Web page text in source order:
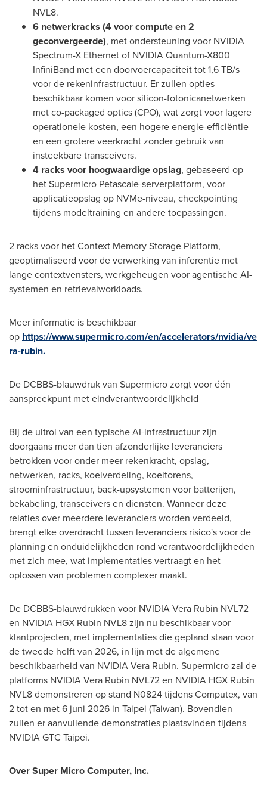
NVL8.
6 netwerkracks (4 voor compute en 2
geconvergeerde), met ondersteuning voor NVIDIA
Spectrum-X Ethernet of NVIDIA Quantum-X800
InfiniBand met een doorvoercapaciteit tot 1,6 TB/s
voor de rekeninfrastructuur. Er zullen opties
beschikbaar komen voor silicon-fotonicanetwerken
met co-packaged optics (CPO), wat zorgt voor lagere
operationele kosten, een hogere energie-efficiëntie
en een grotere veerkracht zonder gebruik van
insteekbare transceivers.
4 racks voor hoogwaardige opslag, gebaseerd op
het Supermicro Petascale-serverplatform, voor
applicatieopslag op NVMe-niveau, checkpointing
tijdens modeltraining en andere toepassingen.
2 racks voor het Context Memory Storage Platform,
geoptimaliseerd voor de verwerking van inferentie met
lange contextvensters, werkgeheugen voor agentische AI-
systemen en retrievalworkloads.
Meer informatie is beschikbaar
op https://www.supermicro.com/en/accelerators/nvidia/ve
ra-rubin.
De DCBBS-blauwdruk van Supermicro zorgt voor één
aanspreekpunt met eindverantwoordelijkheid
Bij de uitrol van een typische AI-infrastructuur zijn
doorgaans meer dan tien afzonderlijke leveranciers
betrokken voor onder meer rekenkracht, opslag,
netwerken, racks, koelverdeling, koeltorens,
stroominfrastructuur, back-upsystemen voor batterijen,
bekabeling, transceivers en diensten. Wanneer deze
relaties over meerdere leveranciers worden verdeeld,
brengt elke overdracht tussen leveranciers risico's voor de
planning en onduidelijkheden rond verantwoordelijkheden
met zich mee, wat implementaties vertraagt en het
oplossen van problemen complexer maakt.
De DCBBS-blauwdrukken voor NVIDIA Vera Rubin NVL72
en NVIDIA HGX Rubin NVL8 zijn nu beschikbaar voor
klantprojecten, met implementaties die gepland staan voor
de tweede helft van 2026, in lijn met de algemene
beschikbaarheid van NVIDIA Vera Rubin. Supermicro zal de
platforms NVIDIA Vera Rubin NVL72 en NVIDIA HGX Rubin
NVL8 demonstreren op stand N0824 tijdens Computex, van
2 tot en met 6 juni 2026 in Taipei (Taiwan). Bovendien
zullen er aanvullende demonstraties plaatsvinden tijdens
NVIDIA GTC Taipei.
Over Super Micro Computer, Inc.